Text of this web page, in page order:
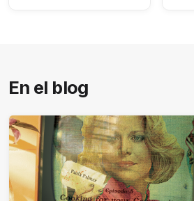
En el blog